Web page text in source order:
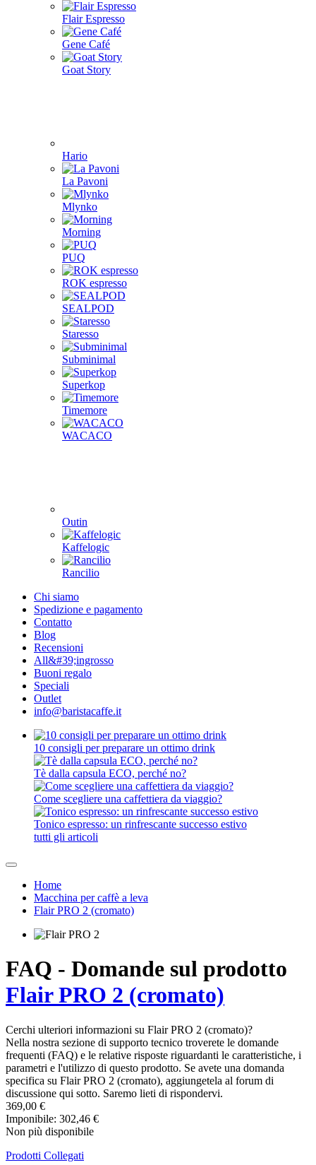
Flair Espresso
Gene Café
Goat Story
Hario
La Pavoni
Mlynko
Morning
PUQ
ROK espresso
SEALPOD
Staresso
Subminimal
Superkop
Timemore
WACACO
Outin
Kaffelogic
Rancilio
Chi siamo
Spedizione e pagamento
Contatto
Blog
Recensioni
All&#39;ingrosso
Buoni regalo
Speciali
Outlet
info@baristacaffe.it
10 consigli per preparare un ottimo drink
Tè dalla capsula ECO, perché no?
Come scegliere una caffettiera da viaggio?
Tonico espresso: un rinfrescante successo estivo
tutti gli articoli
Home
Macchina per caffè a leva
Flair PRO 2 (cromato)
FAQ - Domande sul prodotto
Flair PRO 2 (cromato)
Cerchi ulteriori informazioni su Flair PRO 2 (cromato)?
Nella nostra sezione di supporto tecnico troverete le domande
frequenti (FAQ) e le relative risposte riguardanti le caratteristiche, i
parametri e l'utilizzo di questo prodotto. Se avete una domanda
specifica su Flair PRO 2 (cromato), aggiungetela al forum di
discussione qui sotto. Saremo lieti di rispondervi.
369,00 €
Imponibile: 302,46 €
Non più disponibile
Prodotti Collegati